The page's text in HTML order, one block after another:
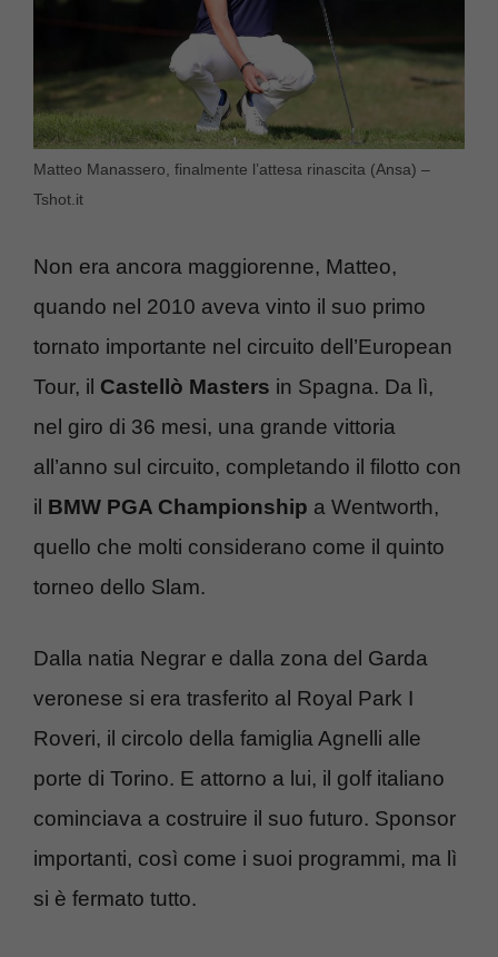
Matteo Manassero, finalmente l’attesa rinascita (Ansa) –
Tshot.it
Non era ancora maggiorenne, Matteo,
quando nel 2010 aveva vinto il suo primo
tornato importante nel circuito dell’European
Tour, il Castellò Masters in Spagna. Da lì,
nel giro di 36 mesi, una grande vittoria
all’anno sul circuito, completando il filotto con
il BMW PGA Championship a Wentworth,
quello che molti considerano come il quinto
torneo dello Slam.
Dalla natia Negrar e dalla zona del Garda
veronese si era trasferito al Royal Park I
Roveri, il circolo della famiglia Agnelli alle
porte di Torino. E attorno a lui, il golf italiano
cominciava a costruire il suo futuro. Sponsor
importanti, così come i suoi programmi, ma lì
si è fermato tutto.